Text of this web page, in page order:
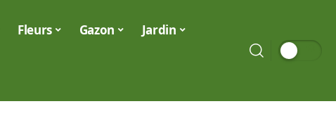
Fleurs Gazon Jardin